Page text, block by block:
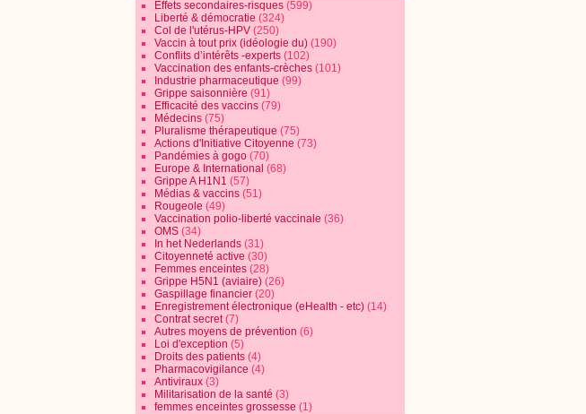
Effets secondaires-risques (599)
Liberté & démocratie (324)
Col de l'utérus-HPV (250)
Vaccin à tout prix (idéologie du) (190)
Conflits d’intérêts -experts (102)
Vaccination des enfants-crèches (101)
Industrie pharmaceutique (99)
Grippe saisonnière (91)
Efficacité des vaccins (79)
Médecins (75)
Pluralisme thérapeutique (75)
Actions d'Initiative Citoyenne (73)
Pandémies à gogo (70)
Europe & International (68)
Grippe A H1N1 (57)
Médias & vaccins (51)
Rougeole (49)
Vaccination polio-liberté vaccinale (36)
OMS (34)
In het Nederlands (31)
Citoyenneté active (30)
Femmes enceintes (28)
Grippe H5N1 (aviaire) (26)
Gaspillage financier (20)
Enregistrement électronique (eHealth - etc) (14)
Contrat secret(7)
Autres moyens de prévention (6)
Loi d'exception (5)
Droits des patients (4)
Pharmacovigilance (4)
Antiviraux (3)
Militarisation de la santé (3)
femmes enceintes grossesse (1)